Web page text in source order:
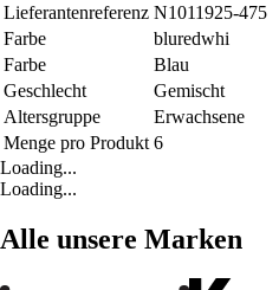
Lieferantenreferenz N1011925-475
Farbe
bluredwhi
Farbe
Blau
Geschlecht
Gemischt
Altersgruppe
Erwachsene
Menge pro Produkt 6
Loading...
Loading...
Alle unsere Marken